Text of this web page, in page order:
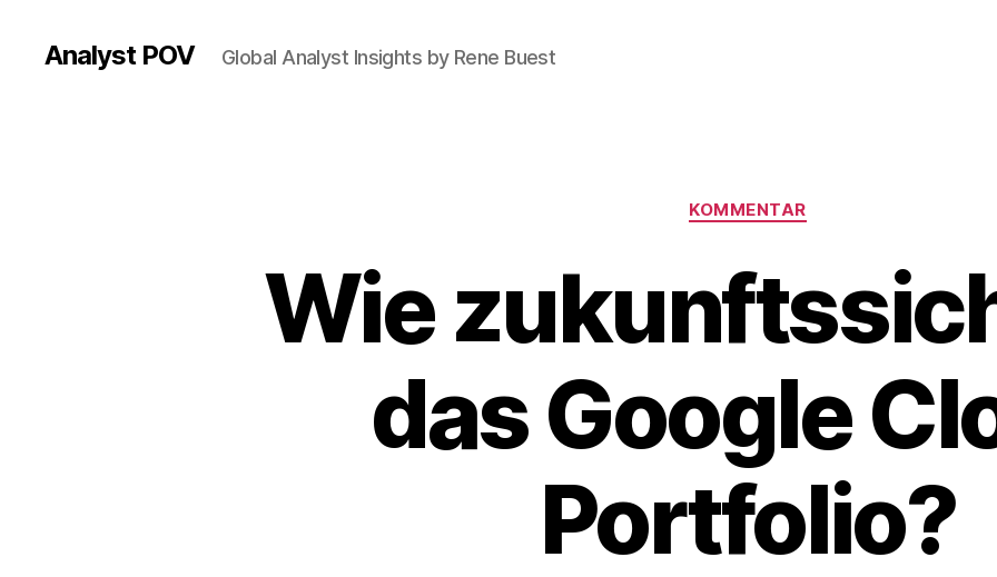
Analyst POV Global Analyst Insights by Rene Buest
Categories
KOMMENTAR
Wie
das Google
Portfolio?